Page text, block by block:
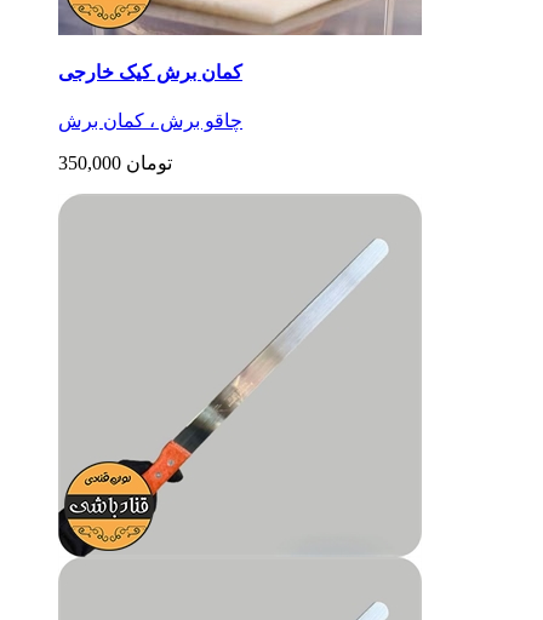
کمان برش کیک خارجی
چاقو برش ، کمان برش
350,000 تومان